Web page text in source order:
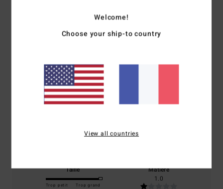
Note moyenne
3.0
basé sur1 avis vérifiés
0% de nos clients recommandent ce produit
Taille
Trop petit Trop grand
Matière
1.0
Welcome!
Choose your ship-to country
View all countries